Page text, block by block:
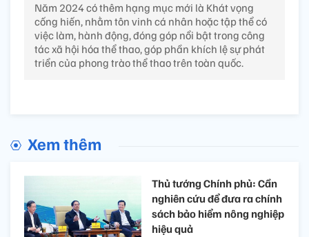
Năm 2024 có thêm hạng mục mới là Khát vọng
cống hiến, nhằm tôn vinh cá nhân hoặc tập thể có
việc làm, hành động, đóng góp nổi bật trong công
tác xã hội hóa thể thao, góp phần khích lệ sự phát
triển của phong trào thể thao trên toàn quốc.
Xem thêm
Thủ tướng Chính phủ: Cần
nghiên cứu để đưa ra chính
sách bảo hiểm nông nghiệp
hiệu quả